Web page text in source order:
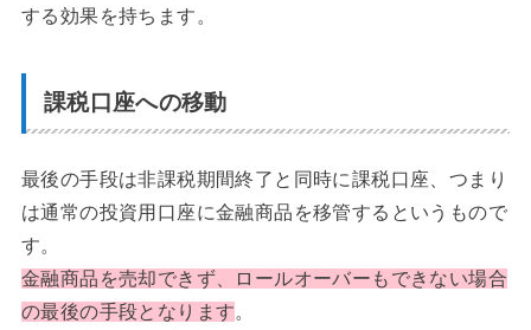
する効果を持ちます。
課税口座への移動
最後の手段は非課税期間終了と同時に課税口座、つまり
は通常の投資用口座に金融商品を移管するというもので
す。
金融商品を売却できず、ロールオーバーもできない場合
の最後の手段となります。